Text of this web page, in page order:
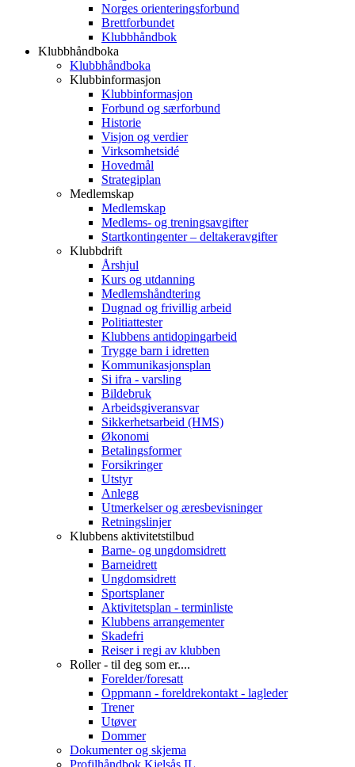
Norges orienteringsforbund
Brettforbundet
Klubbhåndbok
Klubbhåndboka
Klubbhåndboka
Klubbinformasjon
Klubbinformasjon
Forbund og særforbund
Historie
Visjon og verdier
Virksomhetsidé
Hovedmål
Strategiplan
Medlemskap
Medlemskap
Medlems- og treningsavgifter
Startkontingenter – deltakeravgifter
Klubbdrift
Årshjul
Kurs og utdanning
Medlemshåndtering
Dugnad og frivillig arbeid
Politiattester
Klubbens antidopingarbeid
Trygge barn i idretten
Kommunikasjonsplan
Si ifra - varsling
Bildebruk
Arbeidsgiveransvar
Sikkerhetsarbeid (HMS)
Økonomi
Betalingsformer
Forsikringer
Utstyr
Anlegg
Utmerkelser og æresbevisninger
Retningslinjer
Klubbens aktivitetstilbud
Barne- og ungdomsidrett
Barneidrett
Ungdomsidrett
Sportsplaner
Aktivitetsplan - terminliste
Klubbens arrangementer
Skadefri
Reiser i regi av klubben
Roller - til deg som er....
Forelder/foresatt
Oppmann - foreldrekontakt - lagleder
Trener
Utøver
Dommer
Dokumenter og skjema
Profilhåndbok Kjelsås IL